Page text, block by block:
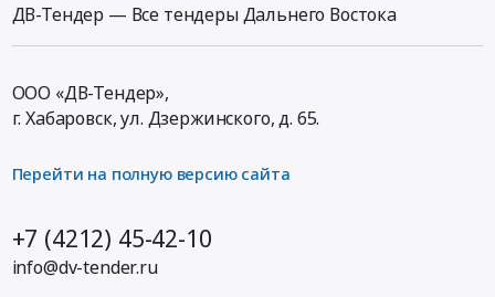
ДВ-Тендер — Все тендеры Дальнего Востока
ООО «ДВ-Тендер»,
г. Хабаровск,ул. Дзержинского, д. 65.
Перейти на полную версию сайта
+7 (4212) 45-42-10
info@dv-tender.ru